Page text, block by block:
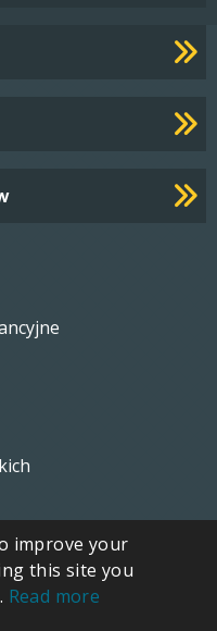
improve your
this site you
Read more